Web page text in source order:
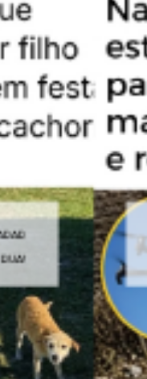
PARA ENCONTRAR